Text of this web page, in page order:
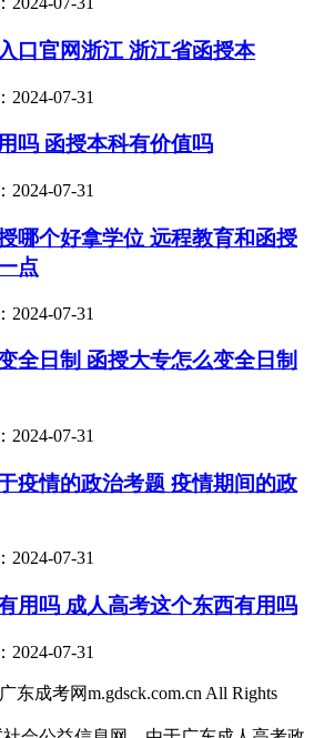
口官网浙江 浙江省函授本
2024-07-31
吗 函授本科有价值吗
2024-07-31
哪个好拿学位 远程教育和函授
点
2024-07-31
全日制 函授大专怎么变全日制
2024-07-31
疫情的政治考题 疫情期间的政
2024-07-31
用吗 成人高考这个东西有用吗
2024-07-31
东成考网m.gdsck.com.cn All Rights